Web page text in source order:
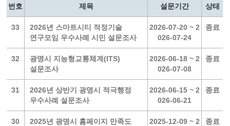
번호 제목 설문기간 상태
33
2026년 스마트시티 적정기술
연구모임 우수사례 시민 설문조사
2026-07-20 ~ 2
026-07-24
종료
32
광명시 지능형교통체계(ITS)
설문조사
2026-06-18 ~ 2
026-07-08
종료
31
2026년 상반기 광명시 적극행정
우수사례 설문조사
2026-06-15 ~ 2
026-06-21
종료
30
2025년 광명시 홈페이지 만족도
2025-12-09 ~ 2
종료